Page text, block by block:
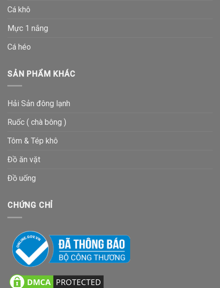
Cá khô
Mực 1 nắng
Cá héo
SẢN PHẨM KHÁC
Hải Sản đông lạnh
Ruốc ( chà bông )
Tôm & Tép khô
Đồ ăn vặt
Đồ uống
CHỨNG CHỈ